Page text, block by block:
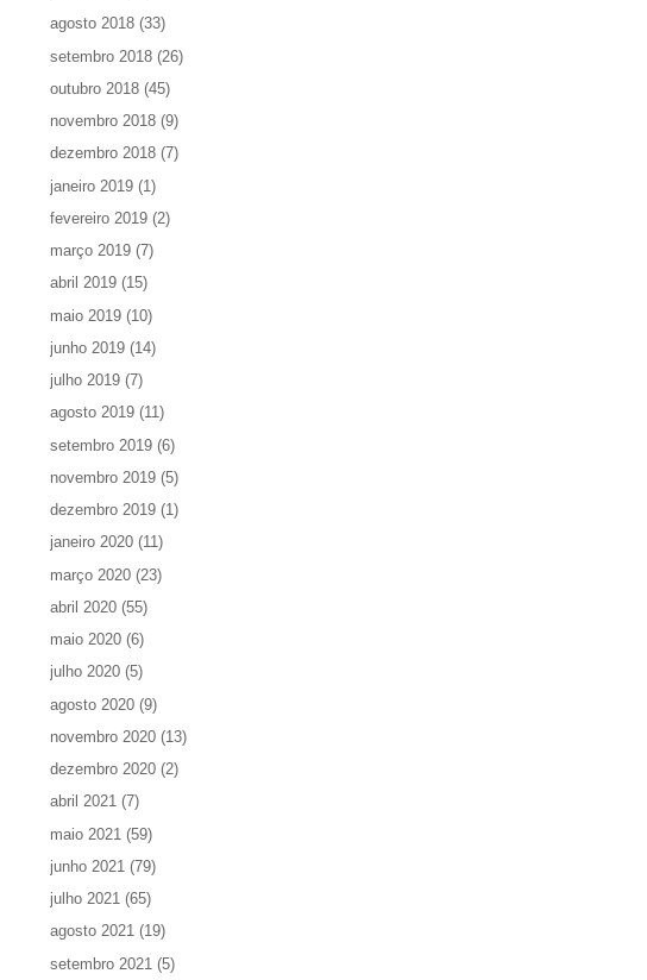
agosto 2018 (33)
setembro 2018 (26)
outubro 2018 (45)
novembro 2018 (9)
dezembro 2018 (7)
janeiro 2019 (1)
fevereiro 2019 (2)
março 2019 (7)
abril 2019 (15)
maio 2019 (10)
junho 2019 (14)
julho 2019 (7)
agosto 2019 (11)
setembro 2019 (6)
novembro 2019 (5)
dezembro 2019 (1)
janeiro 2020 (11)
março 2020 (23)
abril 2020 (55)
maio 2020 (6)
julho 2020 (5)
agosto 2020 (9)
novembro 2020 (13)
dezembro 2020 (2)
abril 2021 (7)
maio 2021 (59)
junho 2021 (79)
julho 2021 (65)
agosto 2021 (19)
setembro 2021 (5)